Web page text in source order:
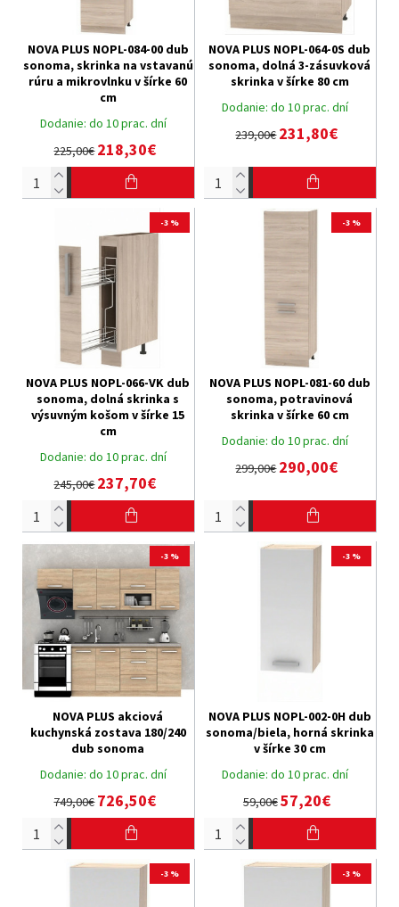
Dodanie: do 10 prac. dní
NOVA PLUS NOPL-084-00 dub
sonoma, skrinka na vstavanú
rúru a mikrovlnku v šírke 60
cm
225,00€218,30€
Dodanie: do 10 prac. dní
NOVA PLUS NOPL-064-0S dub
sonoma, dolná 3-zásuvková
skrinka v šírke 80 cm
239,00€231,80€
-3 %
Dodanie: do 10 prac. dní
NOVA PLUS NOPL-066-VK dub
sonoma, dolná skrinka s
výsuvným košom v šírke 15
cm
245,00€237,70€
-3 %
Dodanie: do 10 prac. dní
NOVA PLUS NOPL-081-60 dub
sonoma, potravinová
skrinka v šírke 60 cm
299,00€290,00€
-3 %
Dodanie: do 10 prac. dní
NOVA PLUS akciová
kuchynská zostava 180/240
dub sonoma
749,00€726,50€
-3 %
Dodanie: do 10 prac. dní
NOVA PLUS NOPL-002-0H dub
sonoma/biela, horná skrinka
v šírke 30 cm
59,00€57,20€
-3 % -3 %